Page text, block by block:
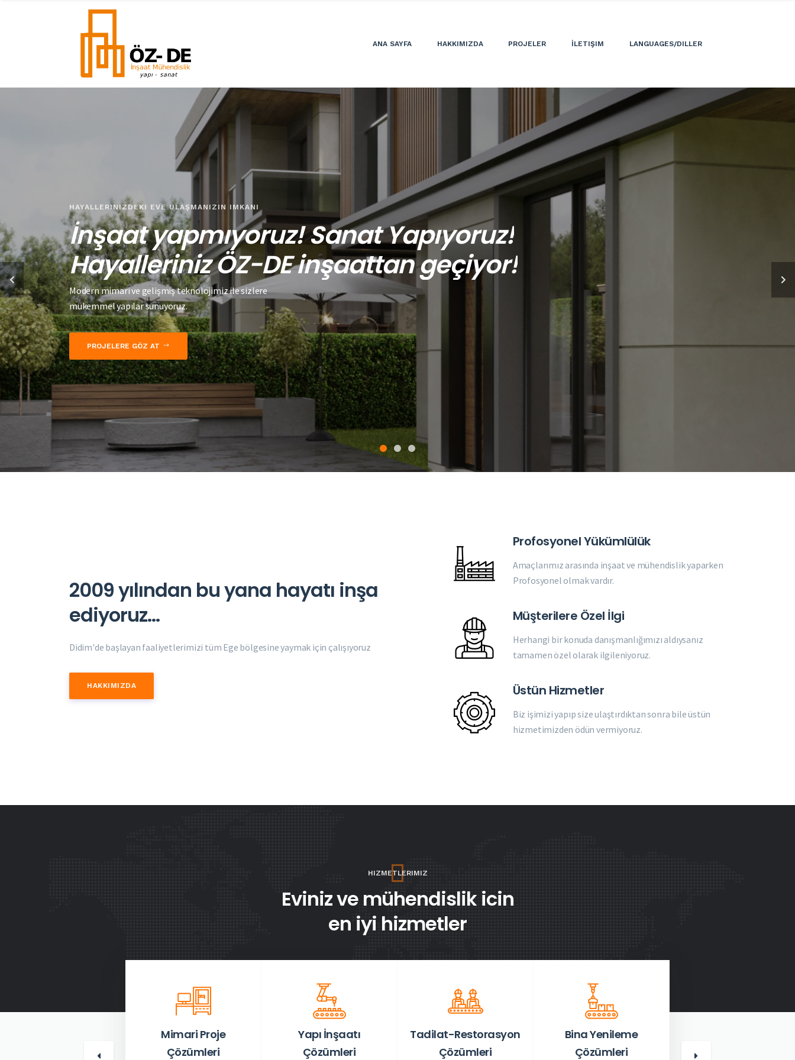
ANA SAYFA HAKKIMIZDA PROJELER İLETIŞIM LANGUAGES/DILLER
HAYALLERINIZDEKI EVE ULAŞMANIZIN IMKANI
İnşaat yapmıyoruz! Sanat Yapıyoruz!
Hayalleriniz ÖZ-DE inşaattan geçiyor!
Modern mimari ve gelişmiş teknolojimiz ile sizlere
mükemmel yapılar sunuyoruz.
PROJELERE GÖZ AT
MIMARI DEKORASYONLAR
Bizimle beraber hayatta!
İhtiyaçlarınıza göre mimari çözümler sunuyoruz
Ev yapmıyoruz
Sanat yapıyoruz!
PROJELERE GÖZ AT
Uygun fiyat
Mükemmel işçilik
PROJELERE GÖZ AT
2009 yılından bu yana hayatı inşa
ediyoruz...
Didim'de başlayan faaliyetlerimizi tüm Ege bölgesine yaymak için çalışıyoruz
HAKKIMIZDA
Profosyonel Yükümlülük
Amaçlarımız arasında inşaat ve mühendislik yaparken
Profosyonel olmak vardır.
Müşterilere Özel İlgi
Herhangi bir konuda danışmanlığımızı aldıysanız
tamamen özel olarak ilgileniyoruz.
Üstün Hizmetler
Biz işimizi yapıp size ulaştırdıktan sonra bile üstün
hizmetimizden ödün vermiyoruz.
HIZMETLERIMIZ
Eviniz ve mühendislik icin
en iyi hizmetler
Mimari Proje
Çözümleri
Yapı İnşaatı
Çözümleri
Tadilat-Restorasyon
Çözümleri
Bina Yenileme
Çözümleri